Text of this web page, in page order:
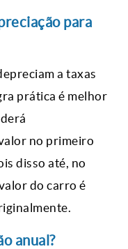
para
a taxas
prática é melhor
no primeiro
disso até, no
do carro é
anual?